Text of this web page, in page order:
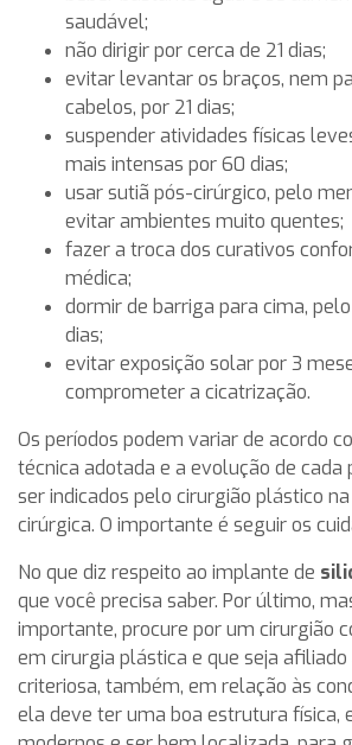
saudável;
não dirigir por cerca de 21 dias;
evitar levantar os braços, nem
cabelos, por 21 dias;
suspender atividades físicas
mais intensas por 60 dias;
usar sutiã pós-cirúrgico, pelo
evitar ambientes muito quentes;
fazer a troca dos curativos
médica;
dormir de barriga para cima,
dias;
evitar exposição solar por 3
comprometer a cicatrização.
Os períodos podem variar de acordo
técnica adotada e a evolução de cada
ser indicados pelo cirurgião plástico
cirúrgica. O importante é seguir os
No que diz respeito ao implante de
que você precisa saber. Por último,
importante, procure por um cirurgião
em cirurgia plástica e que seja afiliado
criteriosa, também, em relação às
ela deve ter uma boa estrutura física,